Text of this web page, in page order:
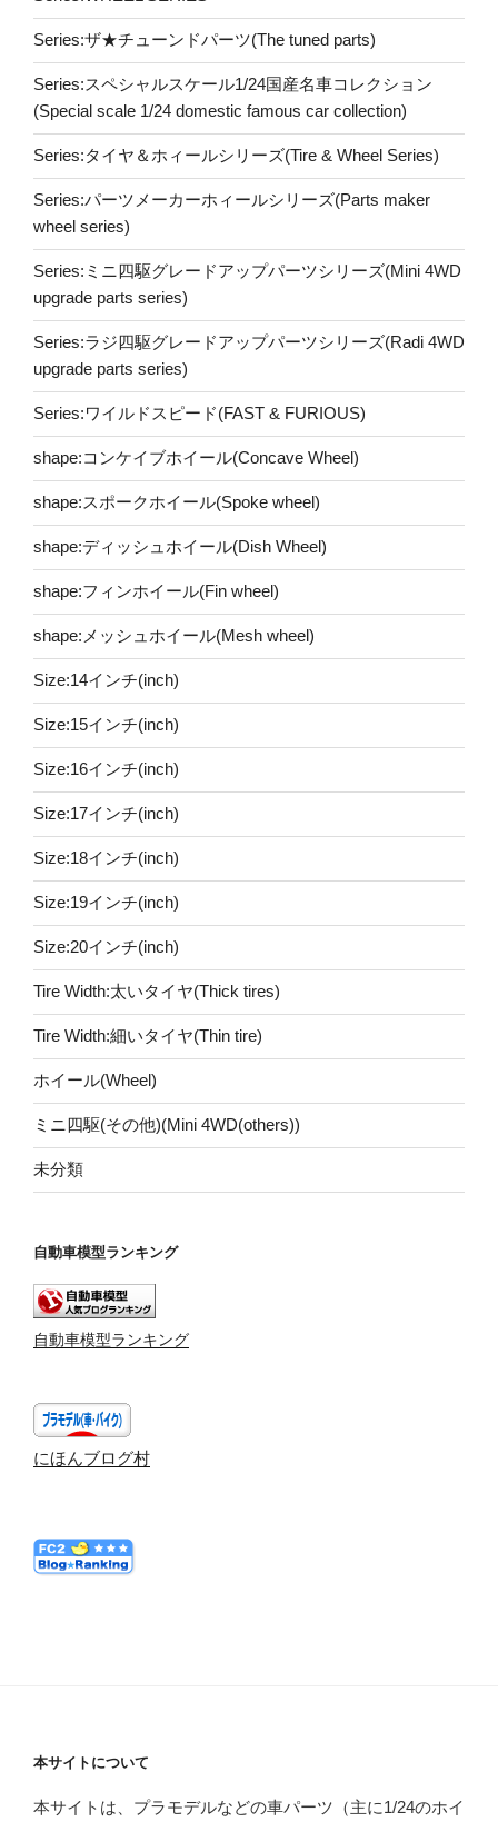
Series:ザ★チューンドパーツ(The tuned parts)
Series:スペシャルスケール1/24国産名車コレクション
(Special scale 1/24 domestic famous car collection)
Series:タイヤ＆ホィールシリーズ(Tire & Wheel Series)
Series:パーツメーカーホィールシリーズ(Parts maker
wheel series)
Series:ミニ四駆グレードアップパーツシリーズ(Mini 4WD
upgrade parts series)
Series:ラジ四駆グレードアップパーツシリーズ(Radi 4WD
upgrade parts series)
Series:ワイルドスピード(FAST & FURIOUS)
shape:コンケイブホイール(Concave Wheel)
shape:スポークホイール(Spoke wheel)
shape:ディッシュホイール(Dish Wheel)
shape:フィンホイール(Fin wheel)
shape:メッシュホイール(Mesh wheel)
Size:14インチ(inch)
Size:15インチ(inch)
Size:16インチ(inch)
Size:17インチ(inch)
Size:18インチ(inch)
Size:19インチ(inch)
Size:20インチ(inch)
Tire Width:太いタイヤ(Thick tires)
Tire Width:細いタイヤ(Thin tire)
ホイール(Wheel)
ミニ四駆(その他)(Mini 4WD(others))
未分類
自動車模型ランキング
自動車模型ランキング
にほんブログ村
本サイトについて
本サイトは、プラモデルなどの車パーツ（主に1/24のホイ